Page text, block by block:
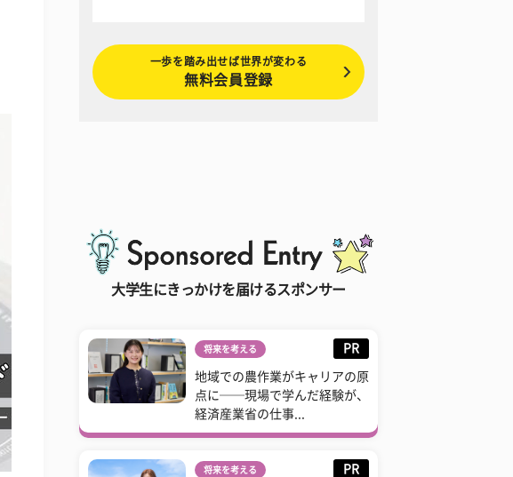
一歩を踏み出せば世界が変わる
無料会員登録
大学生にきっかけを届けるスポンサー
将来を考える PR
地域での農作業がキャリアの原
点に──現場で学んだ経験が、
経済産業省の仕事...
将来を考える PR